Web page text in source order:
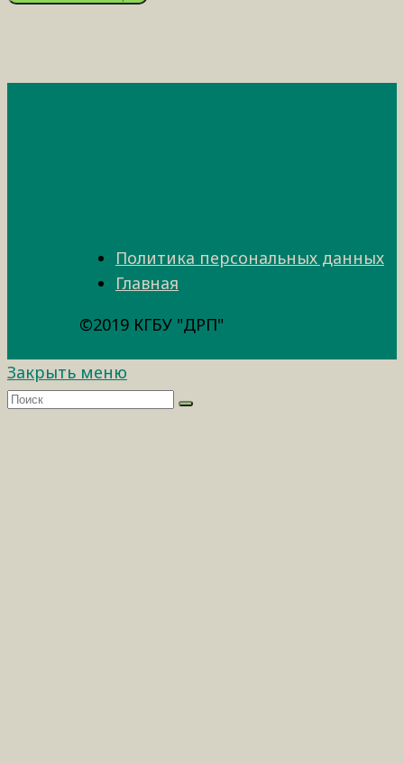
Политика персональных данных
Главная
©2019 КГБУ "ДРП"
Закрыть меню